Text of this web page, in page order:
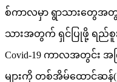
စ်ကာလမှာ ရွာသားတွေအ
သားအတွက် ရှင်ပြုဖို့ ရည်
Covid-19 ကာလအတွင်း
များကို တစ်အိမ်ထောင်ဆန်(